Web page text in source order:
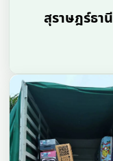
สุราษฎร์ธานี